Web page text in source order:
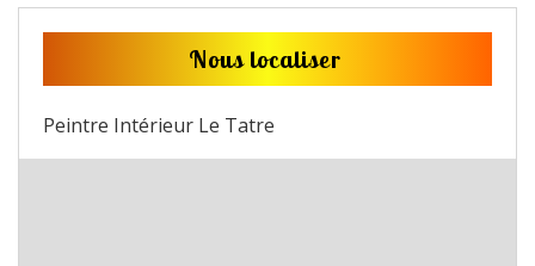
Nous localiser
Peintre Intérieur Le Tatre